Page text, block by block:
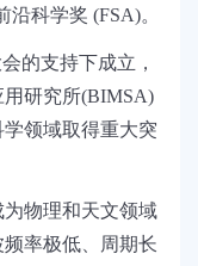
科学奖 (FSA)。
的支持下成立，
研究所(BIMSA)
领域取得重大突
物理和天文领域
率极低、周期长